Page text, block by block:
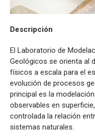
Descripción
El Laboratorio de
Geológicos se orienta al
físicos a escala para el
evolución de procesos
principal es la
observables en
controlada la relación
sistemas naturales.